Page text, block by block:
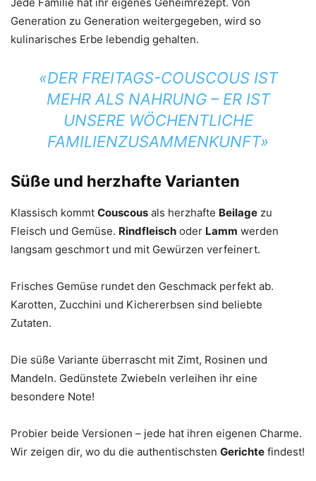
Generation zu Generation weitergegeben, wird so
kulinarisches Erbe lebendig gehalten.
«DER FREITAGS-COUSCOUS IST
MEHR ALS NAHRUNG – ER IST
UNSERE WÖCHENTLICHE
FAMILIENZUSAMMENKUNFT»
Süße und herzhafte Varianten
Klassisch kommt Couscous als herzhafte Beilage zu
Fleisch und Gemüse. Rindfleisch oder Lamm werden
langsam geschmort und mit Gewürzen verfeinert.
Frisches Gemüse rundet den Geschmack perfekt ab.
Karotten, Zucchini und Kichererbsen sind beliebte
Zutaten.
Die süße Variante überrascht mit Zimt, Rosinen und
Mandeln. Gedünstete Zwiebeln verleihen ihr eine
besondere Note!
Probier beide Versionen – jede hat ihren eigenen Charme.
Wir zeigen dir, wo du die authentischsten Gerichte findest!